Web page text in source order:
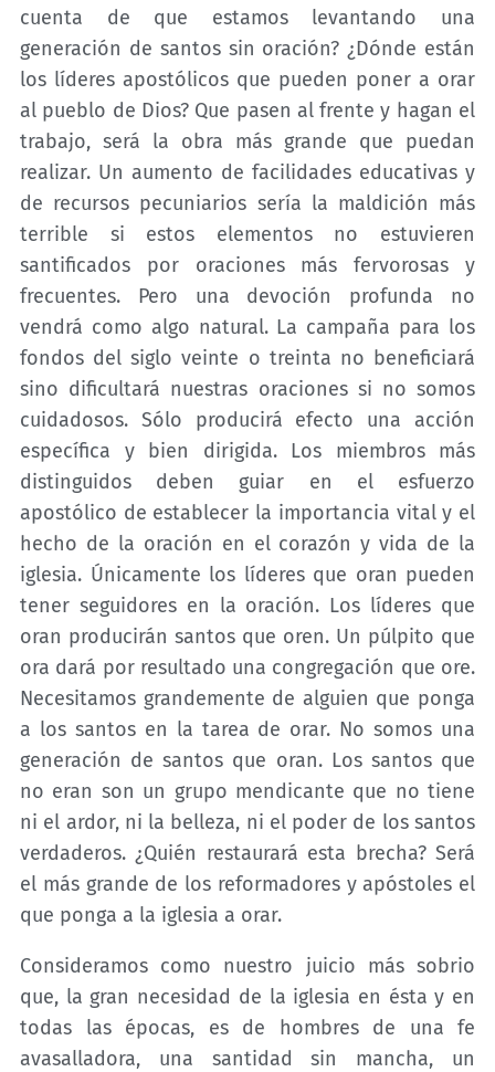
cuenta de que estamos levantando una
generación de santos sin oración? ¿Dónde están
los líderes apostólicos que pueden poner a orar
al pueblo de Dios? Que pasen al frente y hagan el
trabajo, será la obra más grande que puedan
realizar. Un aumento de facilidades educativas y
de recursos pecuniarios sería la maldición más
terrible si estos elementos no estuvieren
santificados por oraciones más fervorosas y
frecuentes. Pero una devoción profunda no
vendrá como algo natural. La campaña para los
fondos del siglo veinte o treinta no beneficiará
sino dificultará nuestras oraciones si no somos
cuidadosos. Sólo producirá efecto una acción
específica y bien dirigida. Los miembros más
distinguidos deben guiar en el esfuerzo
apostólico de establecer la importancia vital y el
hecho de la oración en el corazón y vida de la
iglesia. Únicamente los líderes que oran pueden
tener seguidores en la oración. Los líderes que
oran producirán santos que oren. Un púlpito que
ora dará por resultado una congregación que ore.
Necesitamos grandemente de alguien que ponga
a los santos en la tarea de orar. No somos una
generación de santos que oran. Los santos que
no eran son un grupo mendicante que no tiene
ni el ardor, ni la belleza, ni el poder de los santos
verdaderos. ¿Quién restaurará esta brecha? Será
el más grande de los reformadores y apóstoles el
que ponga a la iglesia a orar.
Consideramos como nuestro juicio más sobrio
que, la gran necesidad de la iglesia en ésta y en
todas las épocas, es de hombres de una fe
avasalladora, una santidad sin mancha, un